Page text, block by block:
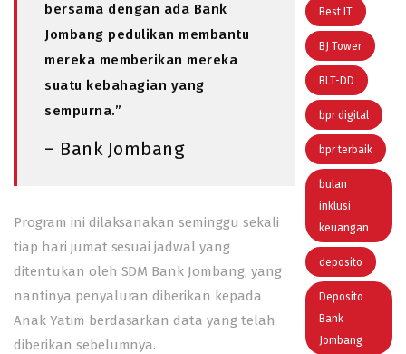
bersama dengan ada Bank
Jombang pedulikan membantu
mereka memberikan mereka
suatu kebahagian yang
sempurna.”
– Bank Jombang
Program ini dilaksanakan seminggu sekali
tiap hari jumat sesuai jadwal yang
ditentukan oleh SDM Bank Jombang, yang
nantinya penyaluran diberikan kepada
Anak Yatim berdasarkan data yang telah
diberikan sebelumnya.
Best IT
BJ Tower
BLT-DD
bpr digital
bpr terbaik
bulan
inklusi
keuangan
deposito
Deposito
Bank
Jombang